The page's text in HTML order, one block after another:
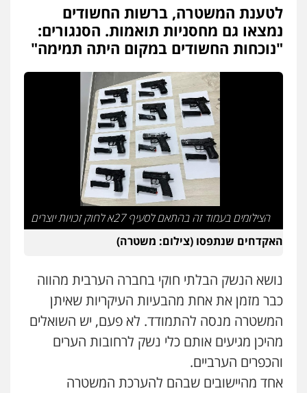
גיא זהבי משרד עורכי דין
פלילי משפחה
503456449
עו"ד איהאב ג'לג'ולי
פלילי מעצרים וחקירות עורכי דין לענייני
אסירים
0505216700
אייל בן שושן, עורך דין פלילי
פלילי מעצרים וחקירות פשיעה חמורה
רישום פלילי
0522763105
פלילי צבאי מעצרים וחקירות
0547342002
עו"ד אלון קריטי
אלימות
0525544654
לטענת המשטרה, ברשות החשודים
נמצאו גם מחסניות תואמות. הסנגורים:
"נוכחות החשודים במקום היתה תמימה"
הצילומים בעמוד זה בהתאם לסעיף 27א לחוק זכויות יוצרים
האקדחים שנתפסו (צילום: משטרה)
נושא הנשק הבלתי חוקי בחברה הערבית מהווה
כבר מזמן את אחת מהבעיות העיקריות שאיתן
המשטרה מנסה להתמודד. לא פעם, יש השואלים
מהיכן מגיעים אותם כלי נשק לרחובות הערים
והכפרים הערביים.
אחד מהיישובים שבהם להערכת המשטרה